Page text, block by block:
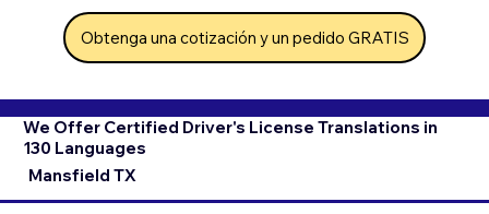
Obtenga una cotización y un pedido GRATIS
We Offer Certified Driver's License Translations in
130 Languages
Mansfield TX